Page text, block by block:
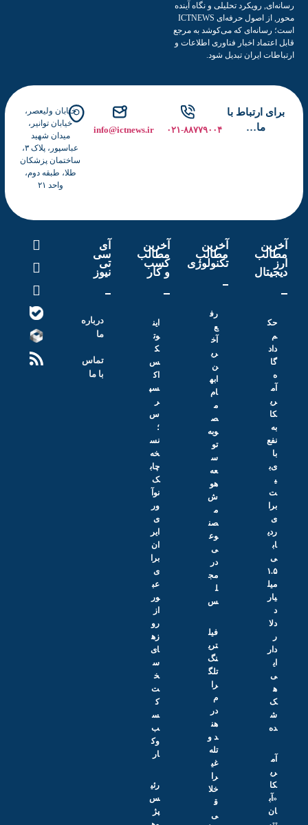
رسانه‌ای, رویکرد تحلیلی و نگاه آینده
محور, از اصول حرفه‌ای ICTNEWS
است؛ رسانه‌ای که می‌کوشد به مرجع
قابل اعتماد اخبار فناوری اطلاعات و
ارتباطات ایران تبدیل شود.
برای ارتباط با
ما…
۰۲۱-۸۸۷۷۹۰۰۴ info@ictnews.ir
خیابان ولیعصر،
خیابان توانیر،
میدان شهید
عباسپور، پلاک ۳،
ساختمان پزشکان
طلا، طبقه دوم،
واحد ۲۱
آخرین
مطالب
ارز
دیجیتال
حک
م
داد
گا
ه
آم
ری
کا
به
نفع
با
ی‌ب
ی
ت
برا
ی
ردی
اب
ی
۱.۵
میل
یار
د
دلا
ر
دار
ای
ی
ه
ک‌
ش
ده
آم
ری
کا
«آب
ان
آخرین
مطالب
تکنولوژی
رف
ع
آخ
ری
ن
ابه
ام
م
ص
وبه
تو
س
عه
هو
ش
م
صن
وع
ی
در
مج
ل
س
فیل
تری
نگ
تلگ
را
م
در
هن
د و
تله
غی
را
خلا
ق
ی
آخرین
مطالب
کسب
و کار
این
وت
ک
س
اک
سپ
ر
س
؛
نس
خه
چاب
ک
نوآ
ور
ی
ایر
ان
برا
ی
عب
ور
از
رو
زه
ای
س
خ
ت
ک
س
ب‌
وک
ار
رئی
س
پژ
آی
سی
تی
نیوز
درباره
ما
تماس
با ما